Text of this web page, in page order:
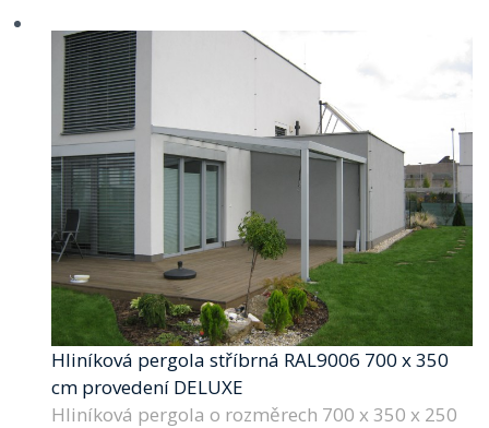
Hliníková pergola stříbrná RAL9006 700 x 350
cm provedení DELUXE
Hliníková pergola o rozměrech 700 x 350 x 250